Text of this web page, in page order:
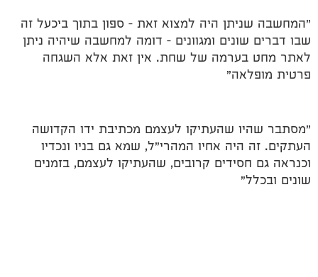
"המחשבה שניתן היה למצוא זאת – ספון בתוך ביכעל זה
שבו דברים שונים ומגוונים – דומה למחשבה שיהיה ניתן
לאתר מחט בערמה של שחת. אין זאת אלא השגחה
פרטית מופלאה"
"מסתבר שהיו שהעתיקו לעצמם מכתיבת ידו הקדושה
העתקים. זה היה אחיו המהרי"ל, שמא גם בניו ונכדיו
וכנראה גם חסידים קרובים, שהעתיקו לעצמם, בזמנים
שונים ובכלל"